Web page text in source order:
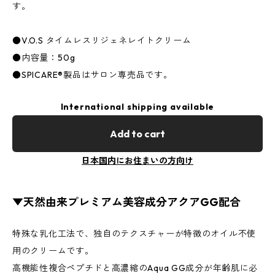
す。
●V.O.S タイムレスリジェネレイトクリーム
●内容量：50g
●SPICARE®製品はサロン専売品です。
International shipping available
Add to cart
日本国内にお住まいの方向け
▼天然由来プレミアム美容成分アクアGG配合
特殊な乳化工法で、独自のテクスチャーが特徴のオイル不使
用のクリームです。
高機能性複合ペプチドと高濃縮のAqua GG成分が年齢肌に必